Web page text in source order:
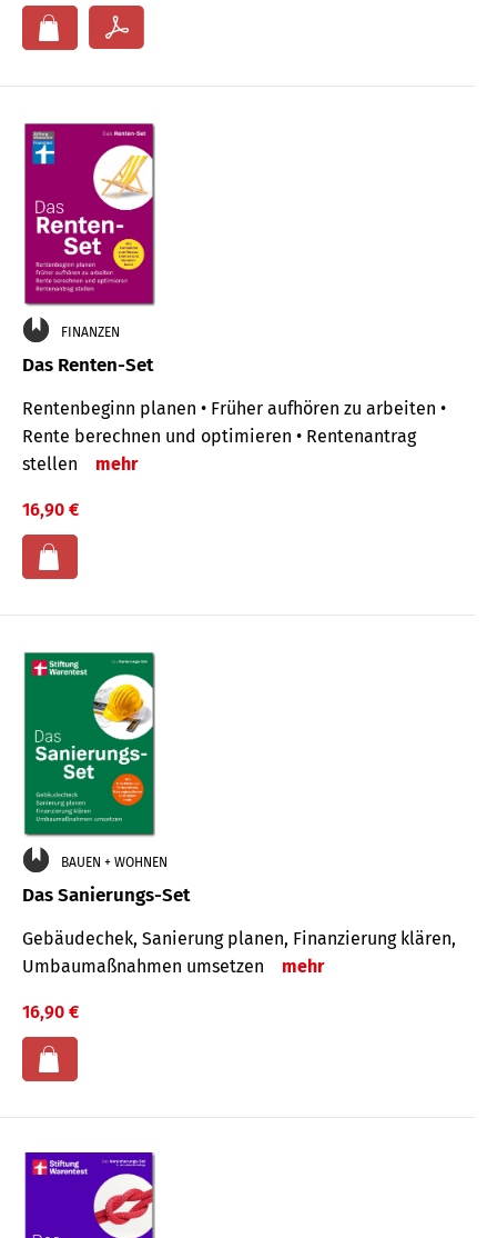
FINANZEN
Das Renten-Set
Rentenbeginn planen • Früher aufhören zu arbeiten •
Rente berechnen und optimieren • Rentenantrag
stellen
mehr
16,90 €
BAUEN + WOHNEN
Das Sanierungs-Set
Gebäudechek, Sanierung planen, Finanzierung klären,
Umbaumaßnahmen umsetzen
mehr
16,90 €